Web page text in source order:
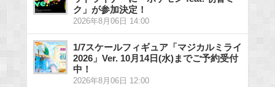
ク」が参加決定！
2026年8月06日 14:00
1/7スケールフィギュア「マジカルミライ
2026」Ver. 10月14日(水)までご予約受付
中！
2026年8月06日 12:00